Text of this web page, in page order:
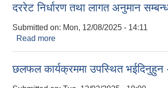
दररेट निर्धारण तथा लागत अनुमान
Submitted on: Mon, 12/08/2025 - 14:11
Read more
छलफल कार्यक्रममा उपस्थित भईदिनुहुन -